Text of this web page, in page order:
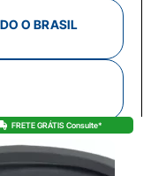
O BRASIL
FRETE GRÁTIS Consulte*